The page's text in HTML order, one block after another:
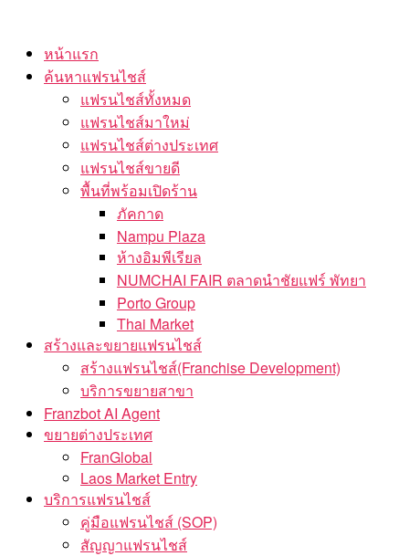
content
หน้าแรก
ค้นหาแฟรนไชส์
แฟรนไชส์ทั้งหมด
แฟรนไชส์มาใหม่
แฟรนไชส์ต่างประเทศ
แฟรนไชส์ขายดี
พื้นที่พร้อมเปิดร้าน
ภัคกาด
Nampu Plaza
ห้างอิมพีเรียล
NUMCHAI FAIR ตลาดนำชัยแฟร์ พัทยา
Porto Group
Thai Market
สร้างและขยายแฟรนไชส์
สร้างแฟรนไชส์(Franchise Development)
บริการขยายสาขา
Franzbot AI Agent
ขยายต่างประเทศ
FranGlobal
Laos Market Entry
บริการแฟรนไชส์
คู่มือแฟรนไชส์ (SOP)
สัญญาแฟรนไชส์